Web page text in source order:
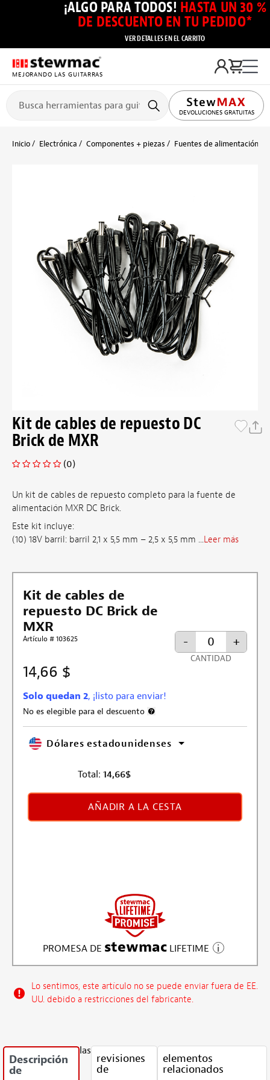
¡ALGO PARA TODOS! HASTA UN 30 %
DE DESCUENTO EN TU PEDIDO*
VER DETALLES EN EL CARRITO
MEJORANDO LAS GUITARRAS
DEVOLUCIONES GRATUITAS
Inicio Electrónica Componentes + piezas Fuentes de alimentación +
Kit de cables de repuesto DC
Brick de MXR
(0)
Un kit de cables de repuesto completo para la fuente de
alimentación MXR DC Brick.
Este kit incluye:
(10) 18V barril: barril 2,1 x 5,5 mm – 2,5 x 5,5 mm ...Leer más
Kit de cables de
repuesto DC Brick de
MXR
Artículo # 103625
14,66 $
Solo quedan 2, ¡listo para enviar!
No es elegible para el descuento
- +
CANTIDAD
Dólares estadounidenses
Total: 14,66$
AÑADIR A LA CESTA
PROMESA DE stewmacLIFETIME
Lo sentimos, este artículo no se puede enviar fuera de EE.
UU. debido a restricciones del fabricante.
Descripción
de
las
revisiones
de
elementos
relacionados